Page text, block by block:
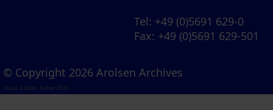
Tel: +49 (0)5691 629-0
Fax: +49 (0)5691 629-501
© Copyright 2026 Arolsen Archives
Visual Library Server 2026